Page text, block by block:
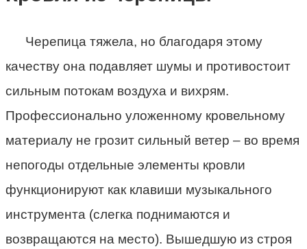
Черепица тяжела, но благодаря этому
качеству она подавляет шумы и противостоит
сильным потокам воздуха и вихрям.
Профессионально уложенному кровельному
материалу не грозит сильный ветер – во время
непогоды отдельные элементы кровли
функционируют как клавиши музыкального
инструмента (слегка поднимаются и
возвращаются на место). Вышедшую из строя